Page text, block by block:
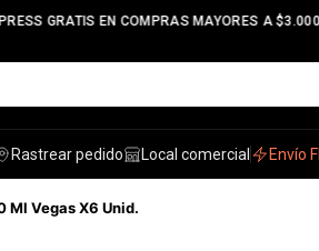
GRATIS EN COMPRAS MAYORES A $3.000•
Rastrear pedido Local comercial Envío
Ml Vegas X6 Unid.